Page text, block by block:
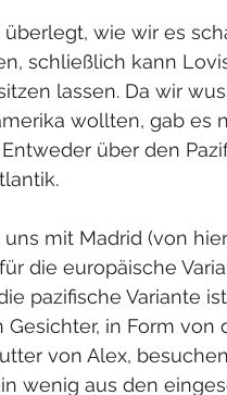
wie wir es
schließlich kann
lassen. Da wir
wollten, gab es
über den
mit Madrid (von
die europäische
pazifische Variante
Gesichter, in Form
von Alex,
wenig aus den